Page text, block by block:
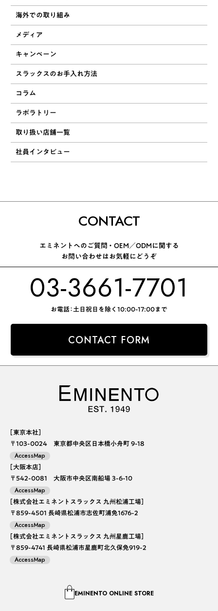
海外での取り組み
メディア
キャンペーン
スラックスのお手入れ方法
コラム
ラボラトリー
取り扱い店舗一覧
社員インタビュー
［東京本社］
〒103-0024 東京都中央区日本橋小舟町 9-18
AccessMap
［大阪本店］
〒542-0081 大阪市中央区南船場 3-6-10
AccessMap
［株式会社エミネントスラックス 九州松浦工場］
〒859-4501 長崎県松浦市志佐町浦免1676-2
AccessMap
［株式会社エミネントスラックス 九州星鹿工場］
〒859-4741 長崎県松浦市星鹿町北久保免919-2
AccessMap
CONTACT
エミネントへのご質問 ・ OEM／ODMに関する
お問い合わせはお気軽にどうぞ
03-3661-7701
お電話：土日祝日を除く10:00-17:00まで
CONTACT FORM
EMINENTO ONLINE STORE